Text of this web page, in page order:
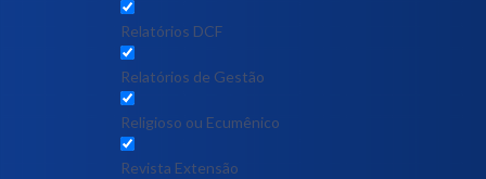
Relatórios DCF
Relatórios de Gestão
Religioso ou Ecumênico
Revista Extensão